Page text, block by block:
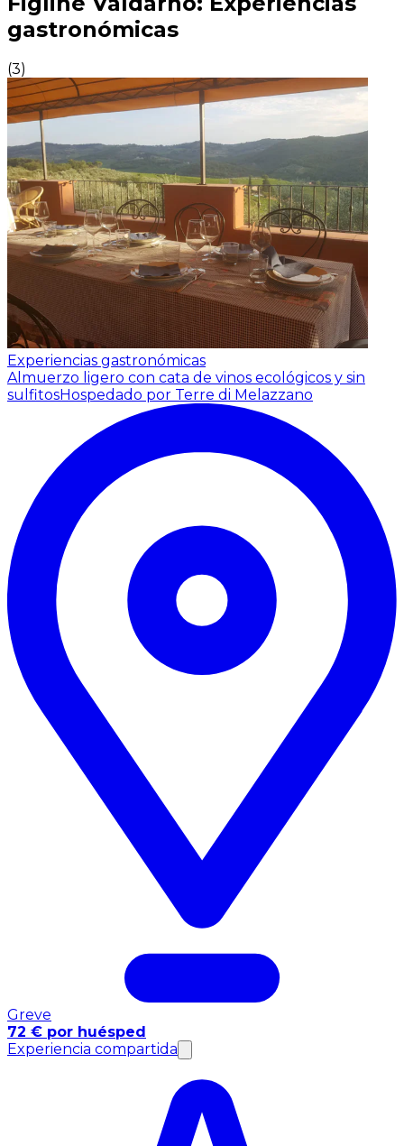
gastronómicas
(3)
Experiencias gastronómicas
Almuerzo ligero con cata de vinos ecológicos y sin
sulfitosHospedado por Terre di Melazzano
Greve
72 € por huésped
Experiencia compartida